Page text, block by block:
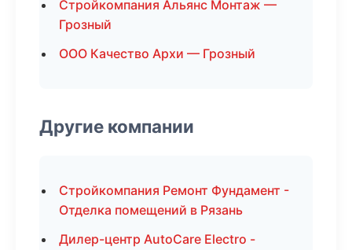
Стройкомпания Альянс Монтаж —
Грозный
ООО Качество Архи — Грозный
Другие компании
Стройкомпания Ремонт Фундамент -
Отделка помещений в Рязань
Дилер-центр AutoCare Electro -